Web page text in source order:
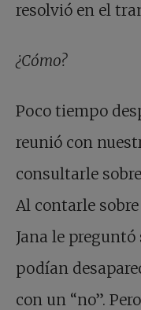
resolvió en el
¿Cómo?
Poco tiempo
reunió con
consultarle
Al contarle
Jana le
podían
con un “no”.